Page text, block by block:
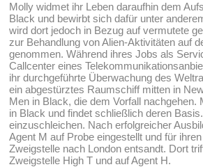
Molly widmet ihr Leben daraufhin dem
Black und bewirbt sich dafür unter
wird dort jedoch in Bezug auf vermutete
zur Behandlung von Alien-Aktivitäten auf
genommen. Während ihres Jobs als
Callcenter eines
ihr durchgeführte Überwachung des
ein abgestürztes Raumschiff mitten in
Men in Black, die dem Vorfall nachgehen.
in Black und findet schließlich deren
einzuschleichen. Nach erfolgreicher
Agent M auf Probe eingestellt und für
Zweigstelle nach London entsandt. Dort
Zweigstelle High T und auf Agent H.